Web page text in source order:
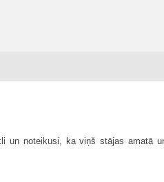
un noteikusi, ka viņš stājas amatā